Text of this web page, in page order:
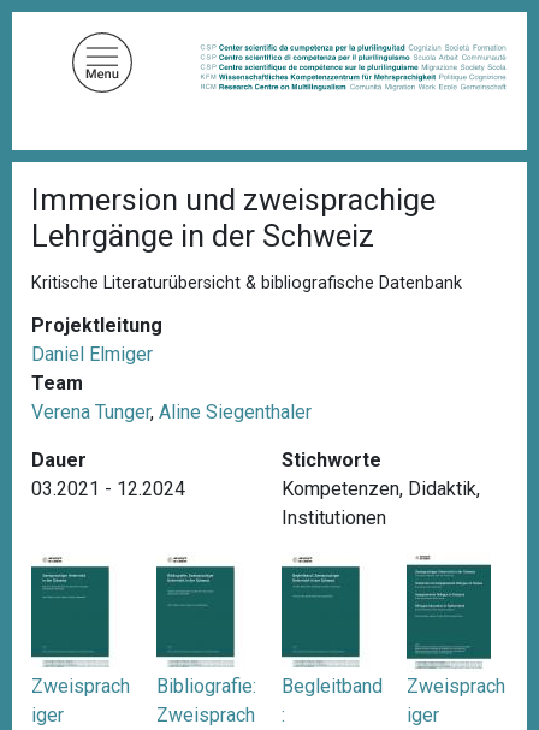
D
f
a
d
a
i
g
a
t
i
n
Immersion und zweisprachige
Lehrgänge in der Schweiz
Kritische Literaturübersicht & bibliografische Datenbank
Projektleitung
Daniel Elmiger
Team
Verena Tunger, Aline Siegenthaler
Dauer
03.2021 - 12.2024
Stichworte
Kompetenzen, Didaktik,
Institutionen
Zweisprach
iger
Bibliografie:
Zweisprach
Begleitband
:
Zweisprach
iger